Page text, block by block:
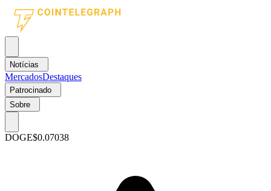
Notícias
MercadosDestaques
Patrocinado
Sobre
DOGE$0.07038